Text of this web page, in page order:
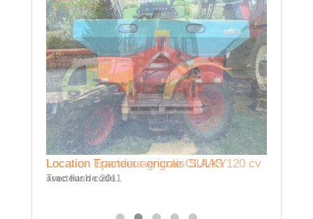
Location Epandeur engrais SULKY
avec flash code
Location Tracteur agricole CLAAS 120 cv
Tracteur de 2011